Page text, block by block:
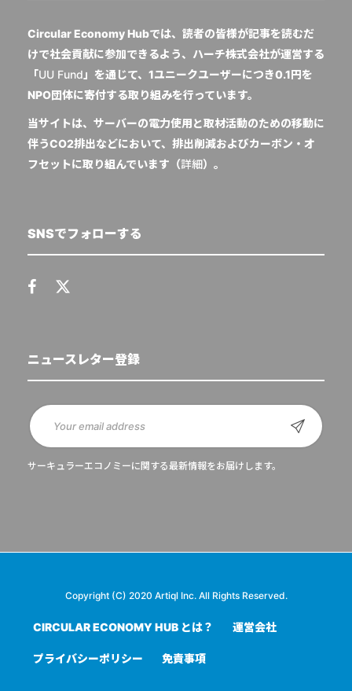
Circular Economy Hubでは、読者の皆様が記事を読むだ
けで社会貢献に参加できるよう、ハーチ株式会社が運営する
「UU Fund 」を通じて、1ユニークユーザーにつき0.1円を
NPO団体に寄付する取り組みを行っています。
当サイトは、サーバーの電力使用と取材活動のための移動に
伴うCO2排出などにおいて、排出削減およびカーボン・オ
フセットに取り組んでいます（詳細）。
SNSでフォローする
ニュースレター登録
サーキュラーエコノミーに関する最新情報をお届けします。
Copyright (C) 2020 Artiql Inc. All Rights Reserved.
CIRCULAR ECONOMY HUB とは？ 運営会社
プライバシーポリシー 免責事項